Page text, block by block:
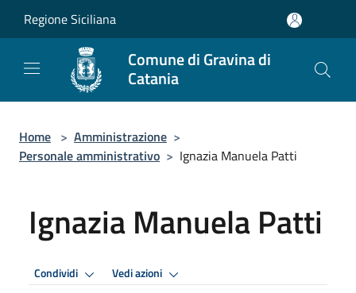
Regione Siciliana
Comune di Gravina di
Catania
Home > Amministrazione >
Personale amministrativo > Ignazia Manuela Patti
Ignazia Manuela Patti
Condividi Vedi azioni